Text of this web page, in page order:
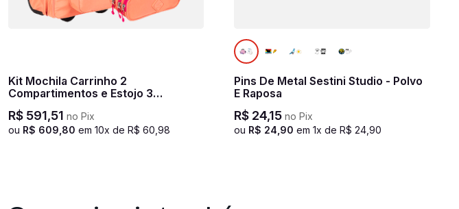
Kit Mochila Carrinho 2
Compartimentos e Estojo 3
Compartimentos Sestini Lover -
Coral
R$ 591,51 no Pix
ou R$ 609,80 em 10x de R$ 60,98
Pins De Metal Sestini Studio - Polvo
E Raposa
R$ 24,15 no Pix
ou R$ 24,90 em1x de R$ 24,90